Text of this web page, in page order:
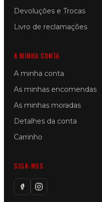
Devoluções e Trocas
Livro de reclamações
A MINHA CONTA
A minha conta
As minhas encomendas
As minhas moradas
Detalhes da conta
Carrinho
SIGA-NOS